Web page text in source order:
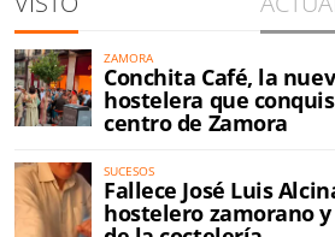
ZAMORA
Conchita Café, la
hostelera que
centro de Zamora
SUCESOS
Fallece José Luis
hostelero zamorano